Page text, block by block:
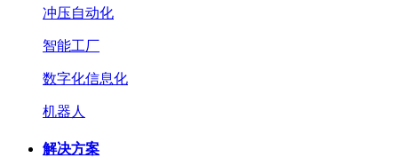
冲压自动化
智能工厂
数字化信息化
机器人
解决方案